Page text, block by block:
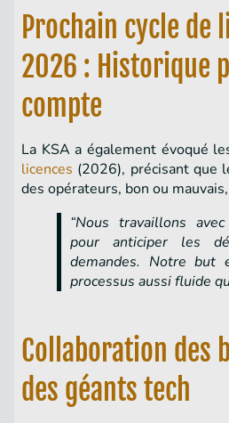
Prochain cycle de
2026 : Historique
compte
La KSA a également évoqué
licences (2026), précisant que
des opérateurs, bon ou
“Nous travaillons
pour anticiper les
demandes. Notre but
processus aussi fluide
Collaboration des
des géants tech